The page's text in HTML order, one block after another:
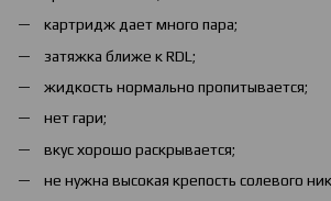
картридж дает много пара;
затяжка ближе к RDL;
жидкость нормально пропитывается;
нет гари;
вкус хорошо раскрывается;
не нужна высокая крепость солевого